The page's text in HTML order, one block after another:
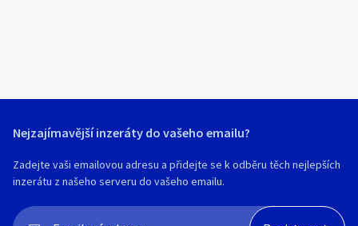
Nejzajímavější inzeráty do vašeho emailu?
Zadejte vaši emailovou adresu a přidejte se k odběru těch nejlepších
inzerátu z našeho serveru do vašeho emailu.